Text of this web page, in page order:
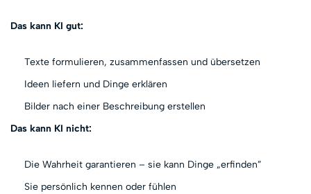
Das kann KI gut:
Texte formulieren, zusammenfassen und übersetzen
Ideen liefern und Dinge erklären
Bilder nach einer Beschreibung erstellen
Das kann KI nicht:
Die Wahrheit garantieren – sie kann Dinge „erfinden”
Sie persönlich kennen oder fühlen